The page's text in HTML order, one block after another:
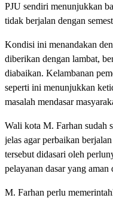
PJU sendiri menunjukkan
tidak berjalan dengan
Kondisi ini menandakan
diberikan dengan lambat,
diabaikan. Kelambanan
seperti ini menunjukkan
masalah mendasar
Wali kota M. Farhan sudah
jelas agar perbaikan
tersebut didasari oleh
pelayanan dasar yang aman
M. Farhan perlu